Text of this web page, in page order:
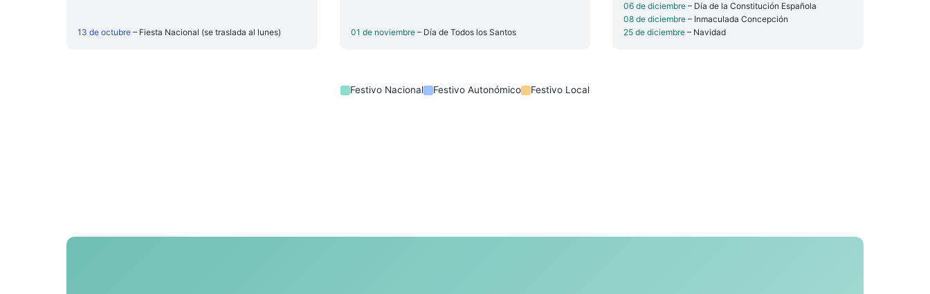
13 de octubre – Fiesta Nacional (se traslada al lunes) 01 de noviembre – Día de Todos los Santos
06 de diciembre– Día de la Constitución Española
08 de diciembre– Inmaculada Concepción
25 de diciembre– Navidad
Festivo Nacional Festivo Autonómico Festivo Local